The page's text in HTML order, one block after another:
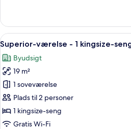
værelse
1
kingsize-
seng
Indlæs
alle
billeder
af
Superior-
værelse
-
1
Et
12
Superior-værelse - 1 kingsize-
Byudsigt
19 m²
1 soveværelse
Plads til 2 personer
1 kingsize-seng
Gratis Wi-Fi